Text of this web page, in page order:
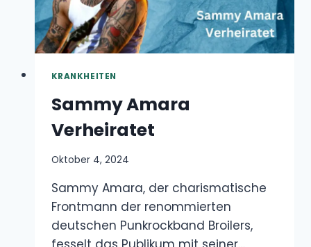
KRANKHEITEN
Sammy Amara Verheiratet
Oktober 4, 2024
Sammy Amara, der charismatische Frontmann
Broilers, fesselt das Publikum mit seiner…
WEITERLESEN
SAMMY
AMARA
VERHEIRATET